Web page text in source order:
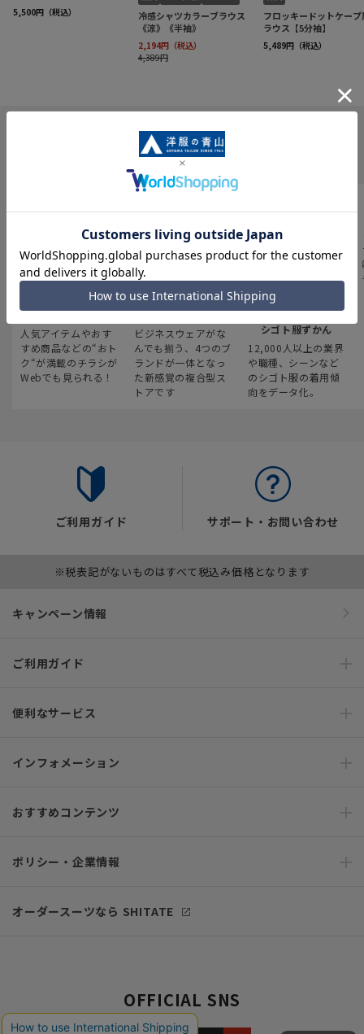
INFORMATION
最新のお買い得情報
人気アイテムやおす
すめ商品などの“おト
ク“が満載のチラシが
Webでも見られる！
スーツスクエア
ビジネスウェアがな
んでも揃う、4つのブ
ランドが一体となっ
た新感覚の複合型ス
トアです
みんなの
シゴト服ずかん
12,000人以上の業界
や職種、シーンなど
のシゴト服の着用傾
向をデータ化。
ご利用ガイド サポート・お問い合わせ
※税表記がないものはすべて税込み価格となります
キャンペーン情報
ご利用ガイド
便利なサービス
インフォメーション
おすすめコンテンツ
ポリシー・企業情報
オーダースーツなら SHITATE
OFFICIAL SNS